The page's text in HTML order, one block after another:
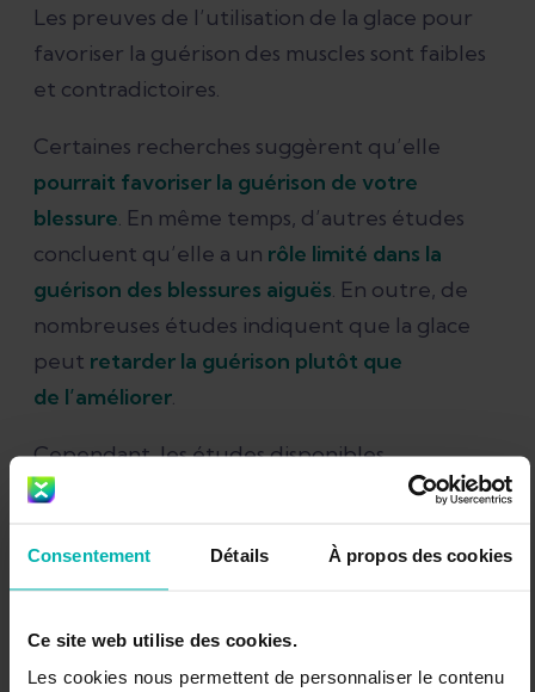
Consentement Détails À propos des cookies
Ce site web utilise des cookies.
Les cookies nous permettent de personnaliser le contenu
Les preuves de l’utilisation de la glace pour
favoriser la guérison des muscles sont faibles
et contradictoires.
Certaines recherches suggèrent qu’elle
pourrait favoriser la guérison de votre
blessure. En même temps, d’autres études
concluent qu’elle a un rôle limité dans la
guérison des blessures aiguës. En outre, de
nombreuses études indiquent que la glace
peut retarder la guérison plutôt que
de l’améliorer.
Cependant, les études disponibles
connaissent quelques limites.
Plusieurs études n’utilisent que des individus en
Les blessures sont généralement induites par
l’exercice plutôt que par un traumatisme.